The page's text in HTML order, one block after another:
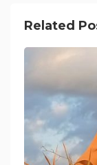
Related